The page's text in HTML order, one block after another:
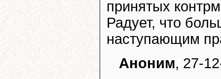
принятых
Радует, что
наступающим
Аноним, 27-